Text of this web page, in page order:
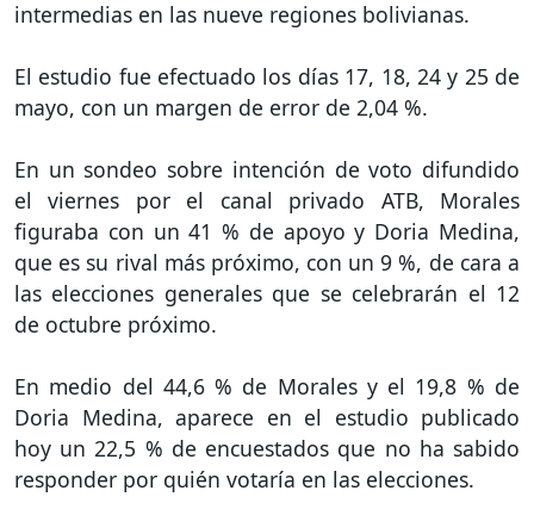
intermedias en las nueve regiones bolivianas.
El estudio fue efectuado los días 17, 18, 24 y 25 de
mayo, con un margen de error de 2,04 %.
En un sondeo sobre intención de voto difundido
el viernes por el canal privado ATB, Morales
figuraba con un 41 % de apoyo y Doria Medina,
que es su rival más próximo, con un 9 %, de cara a
las elecciones generales que se celebrarán el 12
de octubre próximo.
En medio del 44,6 % de Morales y el 19,8 % de
Doria Medina, aparece en el estudio publicado
hoy un 22,5 % de encuestados que no ha sabido
responder por quién votaría en las elecciones.